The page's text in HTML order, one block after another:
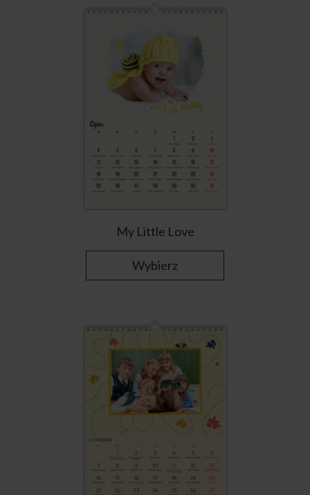
My Little Love
Wybierz